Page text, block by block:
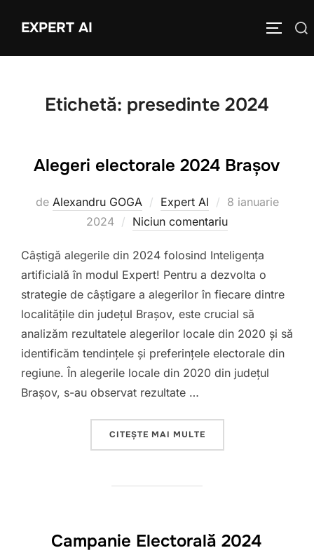
EXPERT AI
Caută
Etichetă: presedinte 2024
Alegeri electorale 2024 Brașov
de Alexandru GOGA Expert AI
Publicat
pe
8 ianuarie
2024
Niciun comentariu
Câștigă alegerile din 2024 folosind Inteligența
artificială în modul Expert! Pentru a dezvolta o
strategie de câștigare a alegerilor în fiecare dintre
localitățile din județul Brașov, este crucial să
analizăm rezultatele alegerilor locale din 2020 și să
identificăm tendințele și preferințele electorale din
regiune. În alegerile locale din 2020 din județul
Brașov, s-au observat rezultate …
CITEȘTE MAI MULTE„ALEGERI
Campanie Electorală 2024